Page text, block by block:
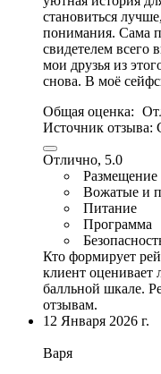
становиться
понимания. Сама
свидетелем всего
мои друзья из
снова. В моё
Общая оценка:
Источник отзыва:
Отлично, 5.0
Размещение
Вожатые и
Питание
Программа
Кто формирует
клиент оценивает
балльной шкале.
отзывам.
12 Января 2026 г.
Варя